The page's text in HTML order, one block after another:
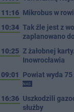
11:16 Mikrobus w
10:34 Tak źle jest z
zaplanowano
10:25 Z żałobnej
Inowrocławia
09:01
Powiat wyda
NAS
16:36 Uszkodzili
służby